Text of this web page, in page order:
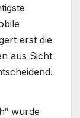
erst die
aus Sicht
wurde